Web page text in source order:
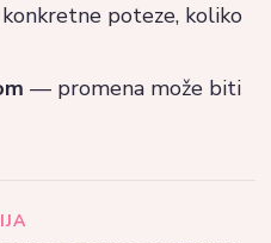
poteze, koliko
— promena može biti